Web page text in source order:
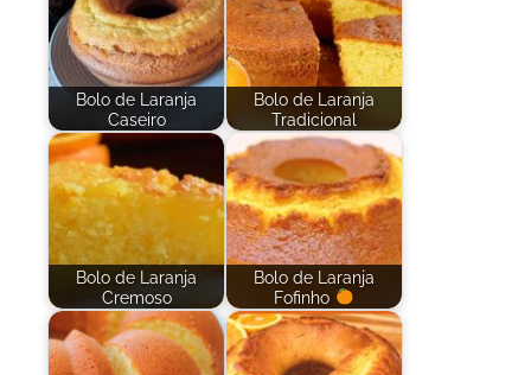
Bolo de Laranja
Caseiro
Bolo de Laranja
Tradicional
Bolo de Laranja
Cremoso
Bolo de Laranja
Fofinho